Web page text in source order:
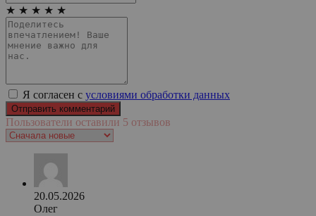
★ ★ ★ ★ ★
Я согласен с условиями обработки данных
Пользователи оставили 5 отзывов
20.05.2026
Олег